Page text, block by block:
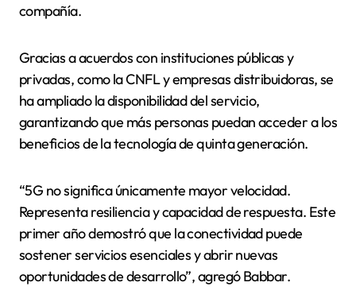
compañía.
Gracias a acuerdos con instituciones públicas y
privadas, como la CNFL y empresas distribuidoras, se
ha ampliado la disponibilidad del servicio,
garantizando que más personas puedan acceder a los
beneficios de la tecnología de quinta generación.
“5G no significa únicamente mayor velocidad.
Representa resiliencia y capacidad de respuesta. Este
primer año demostró que la conectividad puede
sostener servicios esenciales y abrir nuevas
oportunidades de desarrollo”, agregó Babbar.